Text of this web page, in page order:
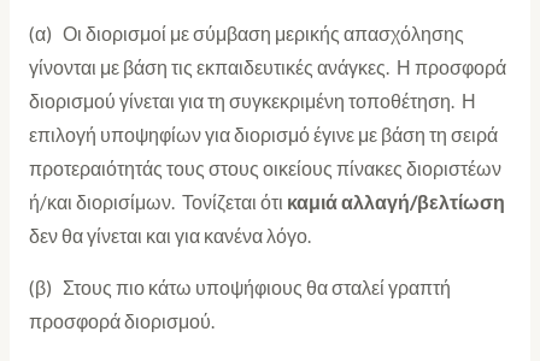
(α) Οι διορισμοί με σύμβαση μερικής απασχόλησης
γίνονται με βάση τις εκπαιδευτικές ανάγκες. Η προσφορά
διορισμού γίνεται για τη συγκεκριμένη τοποθέτηση. Η
επιλογή υποψηφίων για διορισμό έγινε με βάση τη σειρά
προτεραιότητάς τους στους οικείους πίνακες διοριστέων
ή/και διορισίμων. Τονίζεται ότι καμιά αλλαγή/βελτίωση
δεν θα γίνεται και για κανένα λόγο.
(β) Στους πιο κάτω υποψήφιους θα σταλεί γραπτή
προσφορά διορισμού.